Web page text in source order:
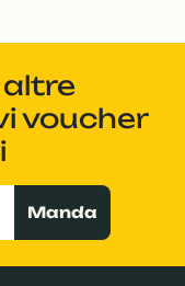
altre
voucher
Manda